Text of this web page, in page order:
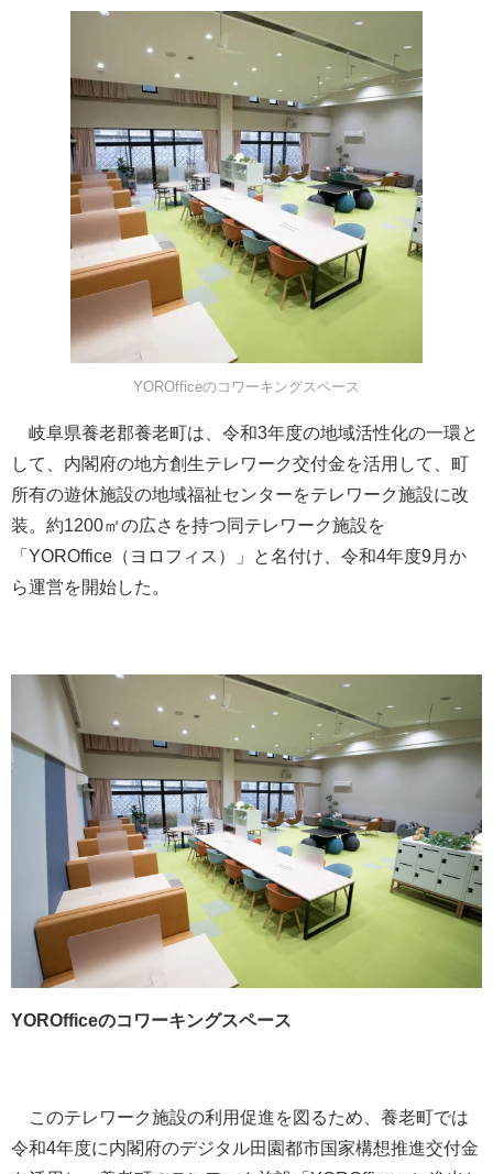
YOROfficeのコワーキングスペース
岐阜県養老郡養老町は、令和3年度の地域活性化の一環と
して、内閣府の地方創生テレワーク交付金を活用して、町
所有の遊休施設の地域福祉センターをテレワーク施設に改
装。約1200㎡の広さを持つ同テレワーク施設を
「YOROffice（ヨロフィス）」と名付け、令和4年度9月か
ら運営を開始した。
YOROfficeのコワーキングスペース
このテレワーク施設の利用促進を図るため、養老町では
令和4年度に内閣府のデジタル田園都市国家構想推進交付金